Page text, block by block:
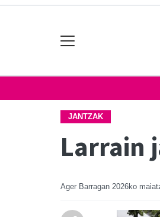
JANTZAK
Larrain
Ager Barragan 2026ko